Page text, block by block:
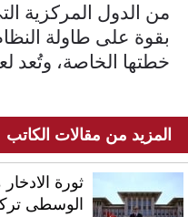
من الدول المركزية
بقوة على طاولة
خطتها الخاصة، وتُعد
المزيد من مقالات الكاتب
ثورة
الوسطى